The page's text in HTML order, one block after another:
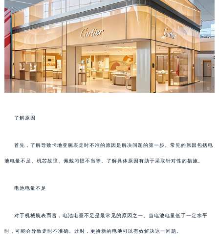
了解原因
首先，了解导致卡地亚腕表走时不准的原因是解决问题的第一步。常见的原因包括电
池电量不足、机芯故障、佩戴习惯不当等。了解具体原因有助于采取针对性的措施。
电池电量不足
对于机械腕表而言，电池电量不足是最常见的原因之一。当电池电量低于一定水平
时，可能会导致走时不准确。此时，更换新的电池可以有效解决这一问题。